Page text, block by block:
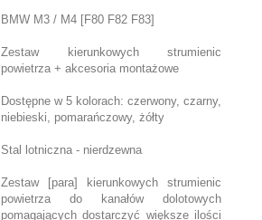
BMW M3 / M4 [F80 F82 F83]
Zestaw kierunkowych strumienic
powietrza + akcesoria montażowe
Dostępne w 5 kolorach: czerwony, czarny,
niebieski, pomarańczowy, żółty
Stal lotniczna - nierdzewna
Zestaw [para] kierunkowych strumienic
powietrza do kanałów dolotowych
pomagających dostarczyć większe ilości